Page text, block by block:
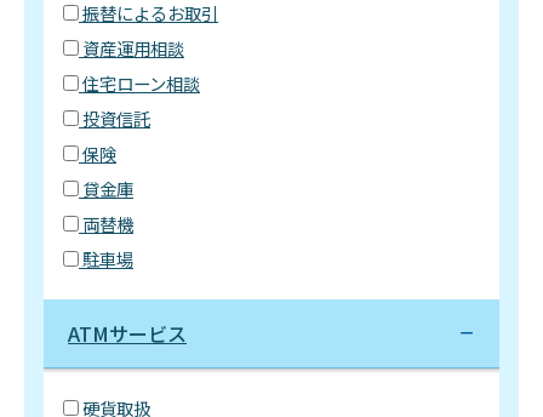
振替によるお取引
資産運用相談
住宅ローン相談
投資信託
保険
貸金庫
両替機
駐車場
ATMサービス
硬貨取扱